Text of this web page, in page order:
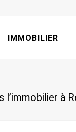
IMMOBILIER
l’immobilier à